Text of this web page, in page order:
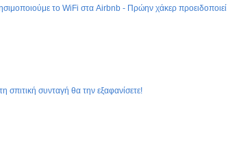
το WiFi στα Airbnb - Πρώην χάκερ προειδοποιεί
σπιτική συνταγή θα την εξαφανίσετε!